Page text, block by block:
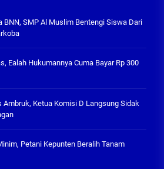
Tabuh Perangi Miras, Ealah
300 Ribu
Plafon Ruang Kelas Ambruk,
Ketua Komisi D Langsung Sidak
SDN Gilang II Tulangan
05/08/2026
Pengairan Sawah Minim, Petani
BNN, SMP Al Muslim Bentengi Siswa Dari
Ealah Hukumannya Cuma Bayar Rp 300
Ambruk, Ketua Komisi D Langsung Sidak
Petani Kepunten Beralih Tanam